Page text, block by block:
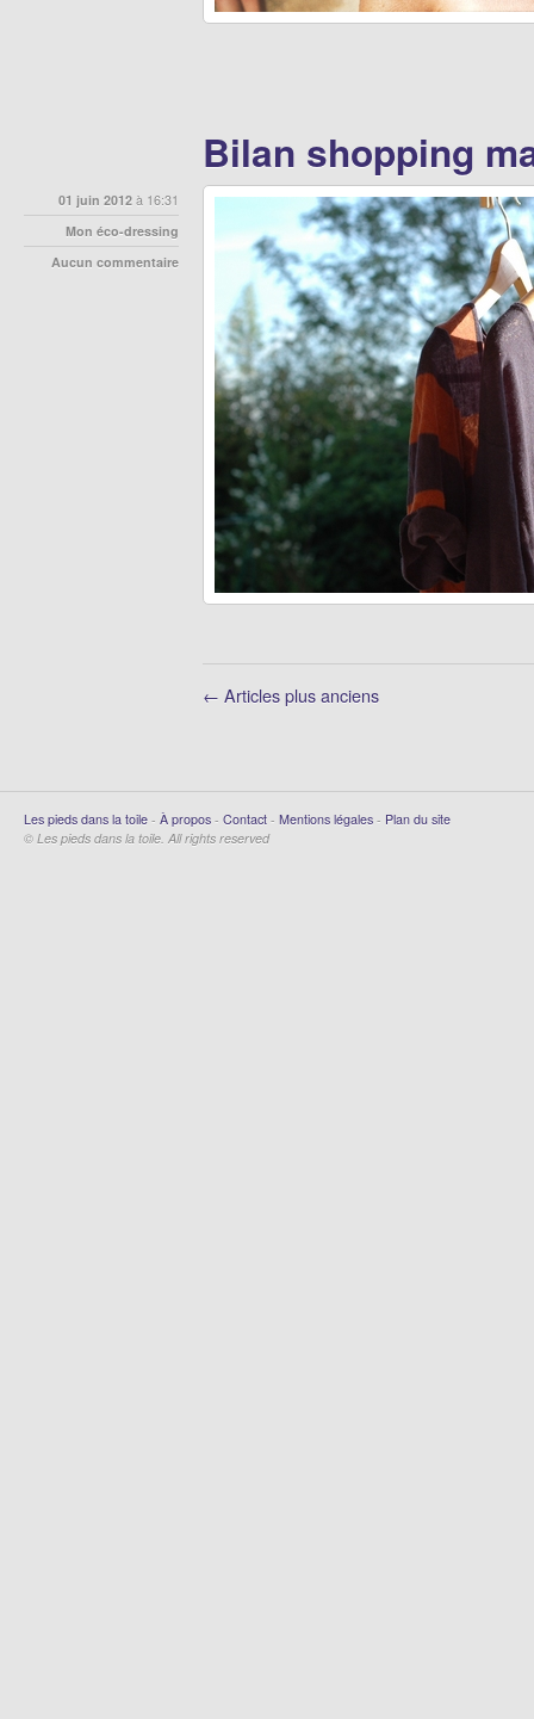
Bilan shopping
01 juin 2012 à 16:31
Mon éco-dressing
Aucun commentaire
← Articles plus anciens
Les pieds dans la toile - À propos - Contact - Mentions légales - Plan du site
© Les pieds dans la toile. All rights reserved